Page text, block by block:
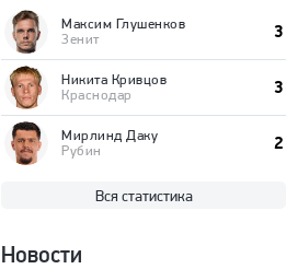
Максим Глушенков
Зенит
3
Никита Кривцов
Краснодар
3
Мирлинд Даку
Рубин
2
Вся статистика
Новости